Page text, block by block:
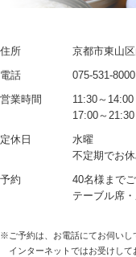
住所
京都市東山
電話
075-531-8000
営業時間
11:30～14:00
17:00～21:30
定休日
水曜
不定期でお
予約
40名様まで
テーブル席
※ご予約は、お電話にてお伺いし
インターネットではお受けして